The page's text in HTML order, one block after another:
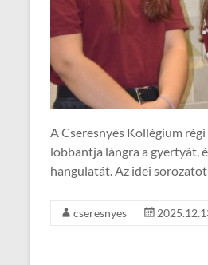
A Cseresnyés Kollégium
lobbantja lángra a gyertyát,
hangulatát. Az idei
cseresnyes